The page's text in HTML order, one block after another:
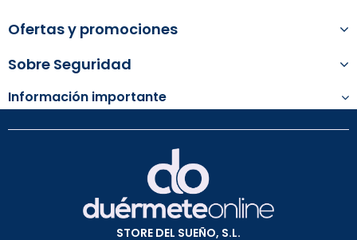
Ofertas y promociones
Sobre Seguridad
Información importante
STORE DEL SUEÑO, S.L.